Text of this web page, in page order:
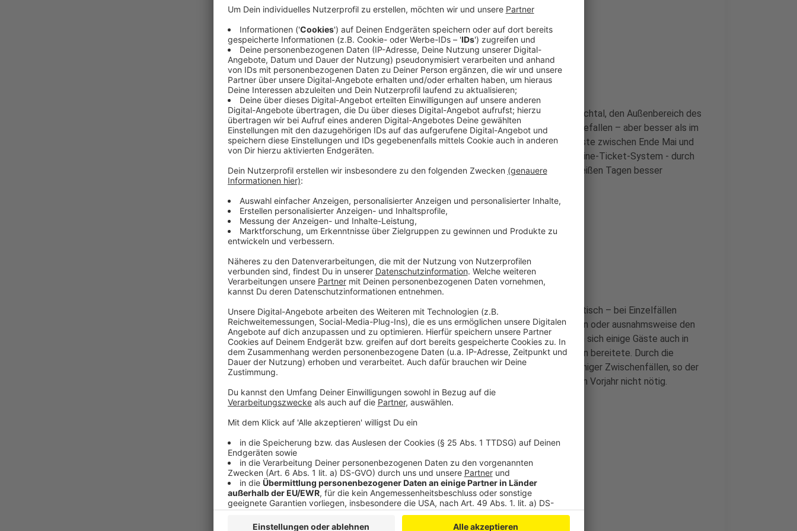
Anzeige
Höhere Besucherzahlen als im Vorjahr
Anzeige
Insgesamt sind die Besucherzahlen für das Schwimmbad Wiembachtal, den Außenbereich des
Calevornia und das Freibad am Stadtpark zwar nicht so hoch ausgefallen – aber besser als im
Vorjahr. Insgesamt kommt der Sportpark auf rund 40.000 Badegäste zwischen Ende Mai und
Anfang September. Sehr zufrieden sind die Betreiber mit dem Online-Ticket-System - durch
das Konzept konnten die Bäder die Besucherzahl an besonders heißen Tagen besser
Anzeige
Anzeige
Das Online-System ist für Menschen ohne Smartphone problematisch – bei Einzelfällen
hätten die Kassenbetreiber aber Gästen mit der Buchung geholfen oder ausnahmsweise den
Eintritt über Bargeld ermöglicht, sagt der Sportpark. Zuvor hatten sich einige Gäste auch in
unserer Redaktion gemeldet, weil das Online-System ihnen Sorgen bereitete. Durch die
bessere Regulierung der Besucherzahlen kam es aber auch zu weniger Zwischenfällen, so der
Sportpark. Polizeieinsätze waren in diesem Jahr wie auch schon im Vorjahr nicht nötig.
Anzeige
Weitere Meldungen aus Leverkusen
Anzeige
Zurück in Leverkusen: TSV-Parasportler bei Willkommensparty